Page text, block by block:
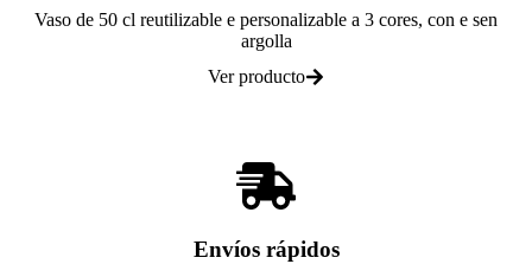
Vaso de 50 cl reutilizable e personalizable a 3 cores, con e sen
argolla
Ver producto
Envíos rápidos